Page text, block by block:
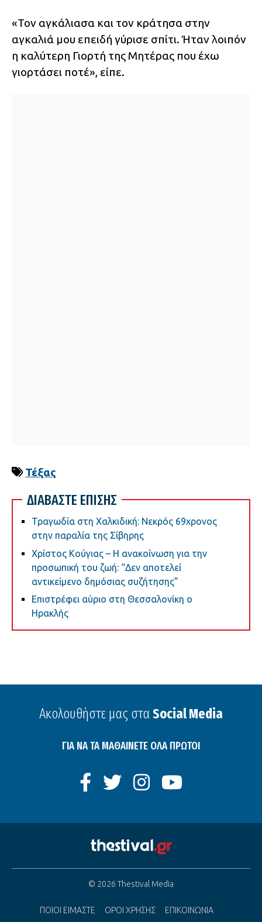
«Τον αγκάλιασα και τον κράτησα στην
αγκαλιά μου επειδή γύρισε σπίτι. Ήταν λοιπόν
η καλύτερη Γιορτή της Μητέρας που έχω
γιορτάσει ποτέ», είπε.
Τέξας
ΔΙΑΒΑΣΤΕ ΕΠΙΣΗΣ
Τραγωδία στη Χαλκιδική: Νεκρός 69χρονος
στην παραλία της Σίβηρης
Χρίστος Κούγιας – Η ανακοίνωση για την
προσωπική του ζωή: “Δεν αποτελεί
αντικείμενο δημόσιας συζήτησης”
Επιστρέφει αύριο στη Θεσσαλονίκη ο
Ηρακλής
Ακολουθήστε μας στα Social Media
ΓΙΑ ΝΑ ΤΑ ΜΑΘΑΙΝΕΤΕ ΟΛΑ ΠΡΩΤΟΙ
© 2026 Thestival Media
ΠΟΙΟΙ ΕΙΜΑΣΤΕ ΟΡΟΙ ΧΡΗΣΗΣ ΕΠΙΚΟΙΝΩΝΙΑ